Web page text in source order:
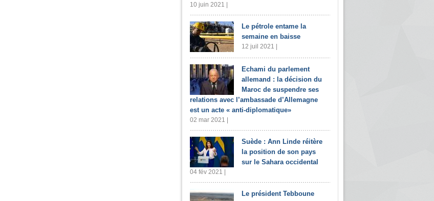
10 juin 2021 |
Le pétrole entame la
semaine en baisse
12 juil 2021 |
Echami du parlement
allemand : la décision du
Maroc de suspendre ses
relations avec l’ambassade d’Allemagne
est un acte « anti-diplomatique»
02 mar 2021 |
Suède : Ann Linde réitère
la position de son pays
sur le Sahara occidental
04 fév 2021 |
Le président Tebboune